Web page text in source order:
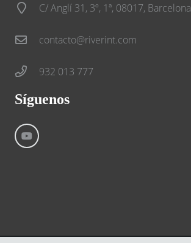
C/ Anglí 31, 3º, 1ª, 08017, Barcelona
contacto@riverint.com
932 013 777
Síguenos